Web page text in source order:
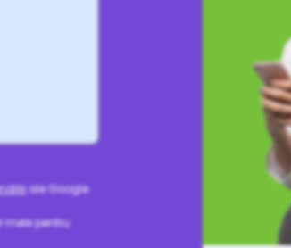
ale Google.
mele pentru